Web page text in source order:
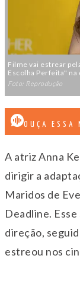
Filme vai estrear
Escolha Perfeita" na
Foto: Reprodução
OUÇA ESSA
A atriz Anna
dirigir a
Maridos de
Deadline.
direção,
estreou nos